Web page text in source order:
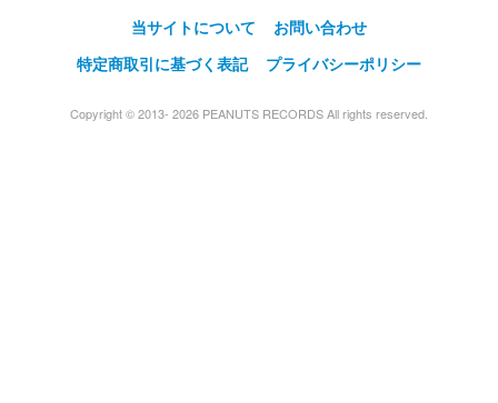
当サイトについて
お問い合わせ
特定商取引に基づく表記
プライバシーポリシー
Copyright © 2013- 2026 PEANUTS RECORDS All rights reserved.